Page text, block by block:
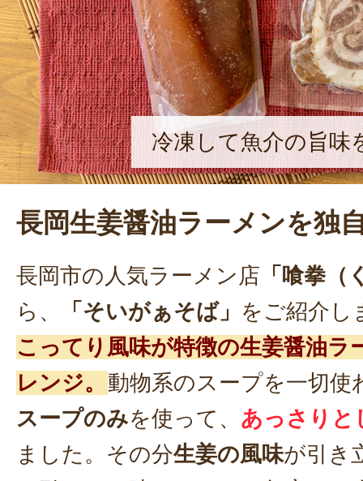
いて語った。
冷凍して魚介の旨味
長岡生姜醤油ラーメンを独
長岡市の人気ラーメン店 「喰拳（
ら、
「そいがぁそば」 をご紹介し
こってり風味が特徴の生姜醤油ラ
レンジ。 動物系のスープを一切使
スープのみを使って、 あっさりと
ました。その分生姜の風味が引き